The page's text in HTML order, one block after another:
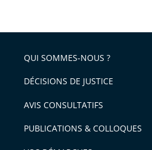
QUI SOMMES-NOUS ?
DÉCISIONS DE JUSTICE
AVIS CONSULTATIFS
PUBLICATIONS & COLLOQUES